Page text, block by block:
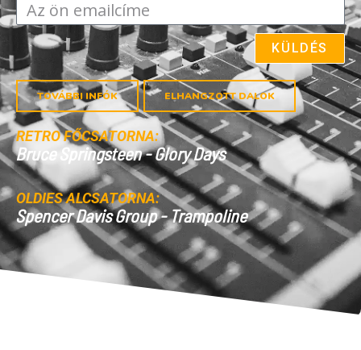
KÜLDÉS
TOVÁBBI INFÓK ELHANGZOTT DALOK
RETRO FŐCSATORNA:
OLDIES ALCSATORNA: